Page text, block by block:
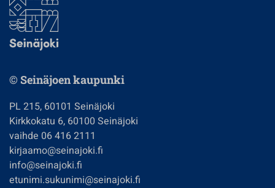
© Seinäjoen kaupunki
PL 215, 60101 Seinäjoki
Kirkkokatu 6, 60100 Seinäjoki
vaihde 06 416 2111
kirjaamo@seinajoki.fi
info@seinajoki.fi
etunimi.sukunimi@seinajoki.fi